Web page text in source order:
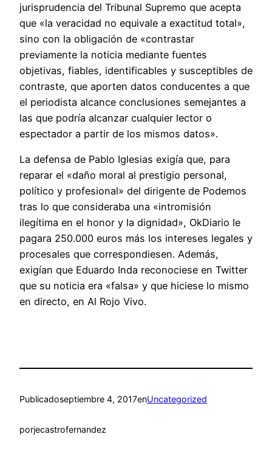
jurisprudencia del Tribunal Supremo que acepta
que «la veracidad no equivale a exactitud total»,
sino con la obligación de «contrastar
previamente la noticia mediante fuentes
objetivas, fiables, identificables y susceptibles de
contraste, que aporten datos conducentes a que
el periodista alcance conclusiones semejantes a
las que podría alcanzar cualquier lector o
espectador a partir de los mismos datos».
La defensa de Pablo Iglesias exigía que, para
reparar el «daño moral al prestigio personal,
político y profesional» del dirigente de Podemos
tras lo que consideraba una «intromisión
ilegítima en el honor y la dignidad», OkDiario le
pagara 250.000 euros más los intereses legales y
procesales que correspondiesen. Además,
exigían que Eduardo Inda reconociese en Twitter
que su noticia era «falsa» y que hiciese lo mismo
en directo, en Al Rojo Vivo.
Publicadoseptiembre 4, 2017enUncategorized
porjecastrofernandez